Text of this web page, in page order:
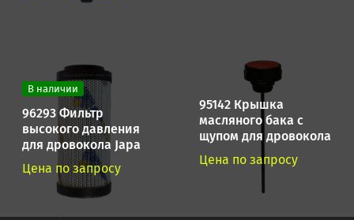
В наличии
96293 Фильтр
высокого давления
для дровокола Japa
395 и Japa 405
Цена по запросу
95142 Крышка
масляного бака с
щупом для дровокола
Japa 355
Цена по запросу